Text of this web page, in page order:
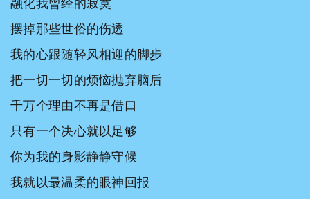
融化我曾经的寂寞
摆掉那些世俗的伤透
我的心跟随轻风相迎的脚步
把一切一切的烦恼抛弃脑后
千万个理由不再是借口
只有一个决心就以足够
你为我的身影静静守候
我就以最温柔的眼神回报